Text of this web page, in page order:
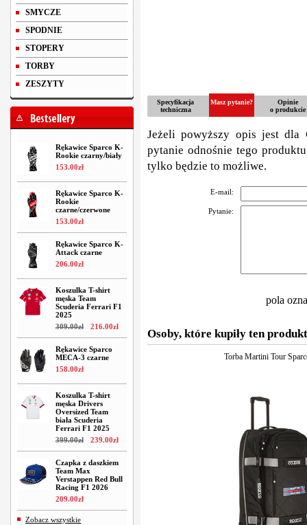
SMYCZE
SPODNIE
STOPERY
TORBY
ZESZYTY
Rękawice Sparco K-
Rookie czarny/biały
153.00zł
Rękawice Sparco K-
Rookie
czarne/czerwone
153.00zł
Rękawice Sparco K-
Attack czarne
206.00zł
Koszulka T-shirt
męska Team
Scuderia Ferrari F1
2025
309.00zł 216.00zł
Rękawice Sparco
MECA-3 czarne
158.00zł
Koszulka T-shirt
męska Drivers
Oversized Team
biała Scuderia
Ferrari F1 2025
399.00zł 239.00zł
Czapka z daszkiem
Team Max
Verstappen Red Bull
Racing F1 2026
209.00zł
Zobacz wszystkie
Specyfikacja
techniczna
Masz pytanie?
Opinie
o produkcie
Jeżeli powyższy opis jest dla
pytanie odnośnie tego
tylko będzie to możliwe.
E-mail:
Pytanie:
pola
Osoby, które kupiły ten
Torba Martini Tour